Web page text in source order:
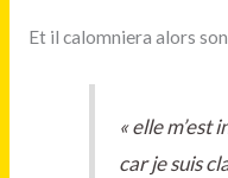
Et il calomniera alors
«elle m’est
car je suis